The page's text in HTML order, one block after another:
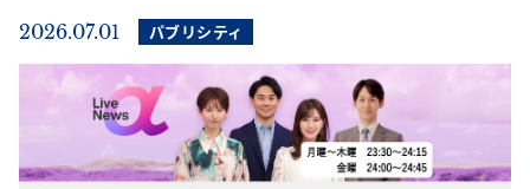
2026.07.01 パブリシティ